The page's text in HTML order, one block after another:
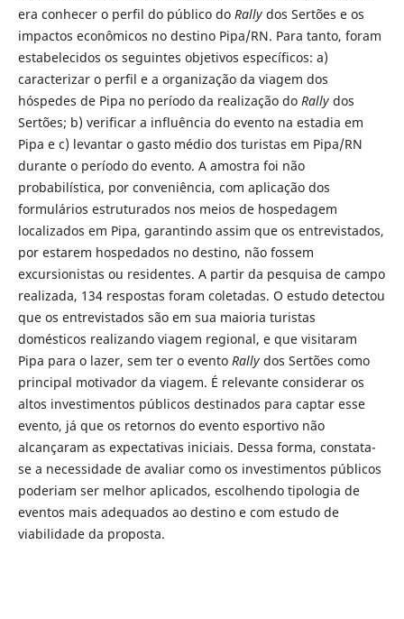
era conhecer o perfil do público do Rallydos Sertões e os
impactos econômicos no destino Pipa/RN. Para tanto, foram
estabelecidos os seguintes objetivos específicos: a)
caracterizar o perfil e a organização da viagem dos
hóspedes de Pipa no período da realização do Rallydos
Sertões; b) verificar a influência do evento na estadia em
Pipa e c) levantar o gasto médio dos turistas em Pipa/RN
durante o período do evento. A amostra foi não
probabilística, por conveniência, com aplicação dos
formulários estruturados nos meios de hospedagem
localizados em Pipa, garantindo assim que os entrevistados,
por estarem hospedados no destino, não fossem
excursionistas ou residentes. A partir da pesquisa de campo
realizada, 134 respostas foram coletadas. O estudo detectou
que os entrevistados são em sua maioria turistas
domésticos realizando viagem regional, e que visitaram
Pipa para o lazer, sem ter o evento Rallydos Sertões como
principal motivador da viagem. É relevante considerar os
altos investimentos públicos destinados para captar esse
evento, já que os retornos do evento esportivo não
alcançaram as expectativas iniciais. Dessa forma, constata-
se a necessidade de avaliar como os investimentos públicos
poderiam ser melhor aplicados, escolhendo tipologia de
eventos mais adequados ao destino e com estudo de
viabilidade da proposta.